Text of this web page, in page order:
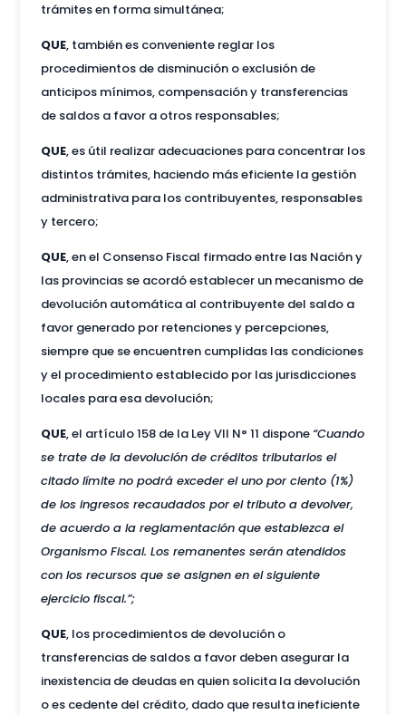
trámites en forma simultánea;
QUE, también es conveniente reglar los
procedimientos de disminución o exclusión de
anticipos mínimos, compensación y transferencias
de saldos a favor a otros responsables;
QUE, es útil realizar adecuaciones para concentrar los
distintos trámites, haciendo más eficiente la gestión
administrativa para los contribuyentes, responsables
y tercero;
QUE, en el Consenso Fiscal firmado entre las Nación y
las provincias se acordó establecer un mecanismo de
devolución automática al contribuyente del saldo a
favor generado por retenciones y percepciones,
siempre que se encuentren cumplidas las condiciones
y el procedimiento establecido por las jurisdicciones
locales para esa devolución;
QUE, el artículo 158 de la Ley VII N° 11 dispone“Cuando
se trate de la devolución de créditos tributarios el
citado límite no podrá exceder el uno por ciento (1%)
de los ingresos recaudados por el tributo a devolver,
de acuerdo a la reglamentación que establezca el
Organismo Fiscal. Los remanentes serán atendidos
con los recursos que se asignen en el siguiente
ejercicio fiscal.”;
QUE, los procedimientos de devolución o
transferencias de saldos a favor deben asegurar la
inexistencia de deudas en quien solicita la devolución
o es cedente del crédito, dado que resulta ineficiente